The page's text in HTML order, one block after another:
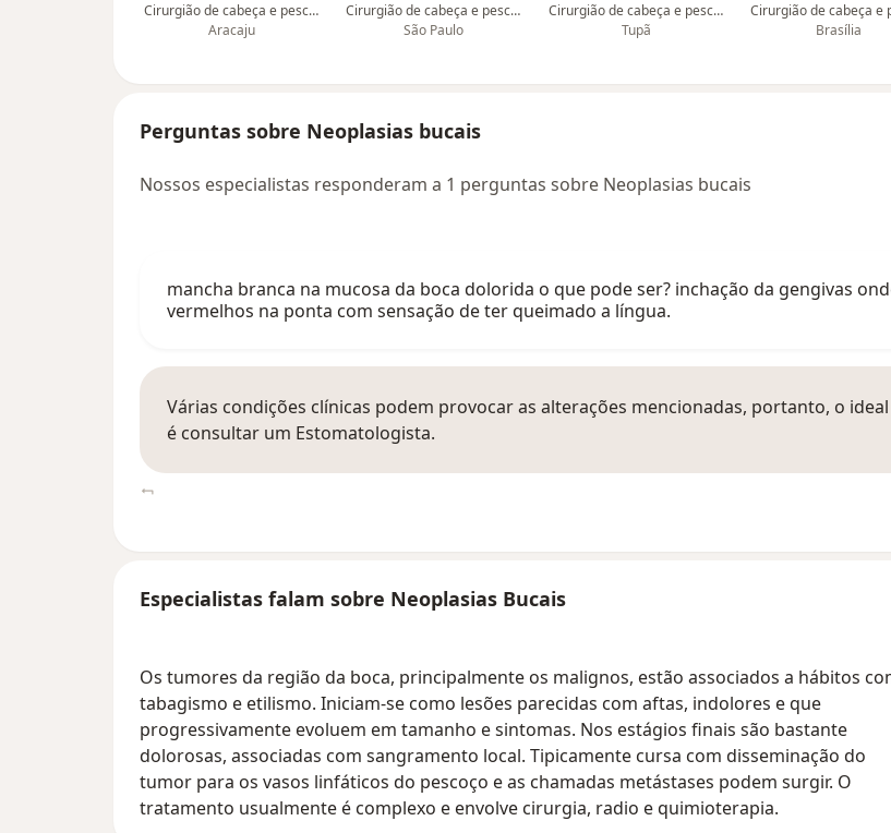
Cirurgião de cabeça e pescoço, Cirurgião geral
Aracaju
Cirurgião de cabeça e pescoço
São Paulo
Cirurgião de cabeça e pescoço
Tupã
Brasília
Perguntas sobre Neoplasias bucais
Nossos especialistas responderam a 1 perguntas sobre Neoplasias bucais
mancha branca na mucosa da boca dolorida o que pode ser? inchação da gengivas
vermelhos na ponta com sensação de ter queimado a língua.
Várias condições clínicas podem provocar as alterações mencionadas, portanto, o ideal
é consultar um Estomatologista.
Especialistas falam sobre Neoplasias Bucais
Os tumores da região da boca, principalmente os malignos, estão associados a hábitos
tabagismo e etilismo. Iniciam-se como lesões parecidas com aftas, indolores e que
progressivamente evoluem em tamanho e sintomas. Nos estágios finais são bastante
dolorosas, associadas com sangramento local. Tipicamente cursa com disseminação do
tumor para os vasos linfáticos do pescoço e as chamadas metástases podem surgir. O
tratamento usualmente é complexo e envolve cirurgia, radio e quimioterapia.